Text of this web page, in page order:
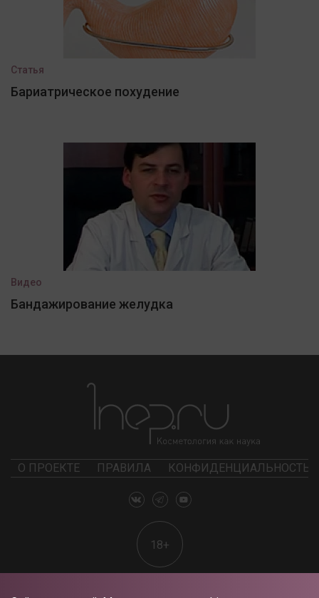
Статья
Бариатрическое похудение
Видео
Бандажирование желудка
О ПРОЕКТЕ ПРАВИЛА КОНФИДЕНЦИАЛЬНОСТЬ
18+